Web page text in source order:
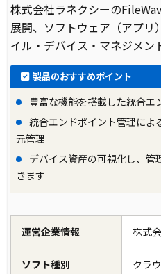
株式会社ラネクシーの
展開、ソフトウェア（アプリ
イル・デバイス・マネジメン
製品のおすすめポイント
豊富な機能を搭載した統合エ
統合エンドポイント管理によ
元管理
デバイス資産の可視化し、管
きます
運営企業情報 株式
ソフト種別 クラ